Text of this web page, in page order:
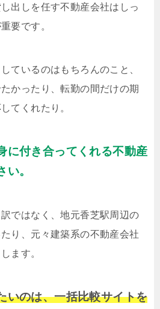
出しを任す不動産会社はしっ
要です。
ているのはもちろんのこと、
かったり、転勤の間だけの期
てくれたり。
に付き合ってくれる不動産
。
ではなく、地元香芝駅周辺の
り、元々建築系の不動産会社
ます。
いのは、一括比較サイトを